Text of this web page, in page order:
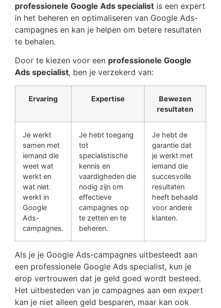
professionele Google Ads specialist is een expert
in het beheren en optimaliseren van Google Ads-
campagnes en kan je helpen om betere resultaten
te behalen.
Door te kiezen voor een professionele Google
Ads specialist, ben je verzekerd van:
Ervaring Expertise
Bewezen
resultaten
Je werkt
samen met
iemand die
weet wat
werkt en
wat niet
werkt in
Google
Ads-
campagnes.
Je hebt toegang
tot
specialistische
kennis en
vaardigheden die
nodig zijn om
effectieve
campagnes op
te zetten en te
beheren.
Je hebt de
garantie dat
je werkt met
iemand die
succesvolle
resultaten
heeft behaald
voor andere
klanten.
Als je je Google Ads-campagnes uitbesteedt aan
een professionele Google Ads specialist, kun je
erop vertrouwen dat je geld goed wordt besteed.
Het uitbesteden van je campagnes aan een expert
kan je niet alleen geld besparen, maar kan ook